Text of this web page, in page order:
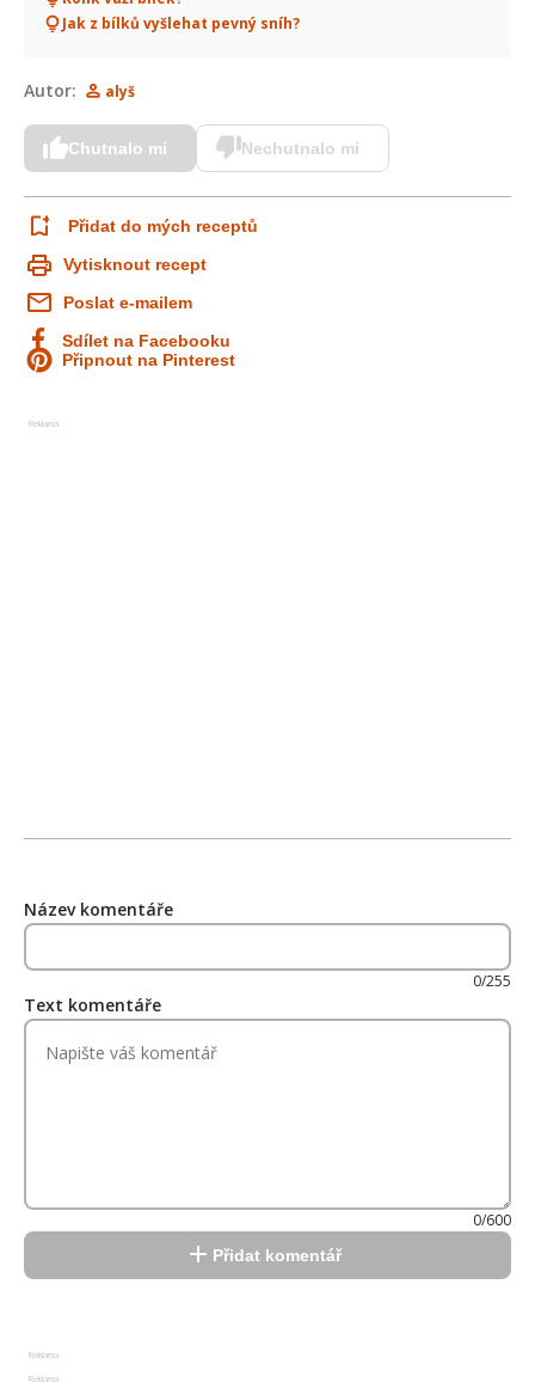
Jak z bílků vyšlehat pevný sníh?
Autor: alyš
Chutnalo mi Nechutnalo mi
Přidat do mých receptů
Vytisknout recept
Poslat e-mailem
Sdílet na Facebooku
Připnout na Pinterest
Reklama
Název komentáře
0/255
Text komentáře
0/600
Přidat komentář
Reklama
Reklama